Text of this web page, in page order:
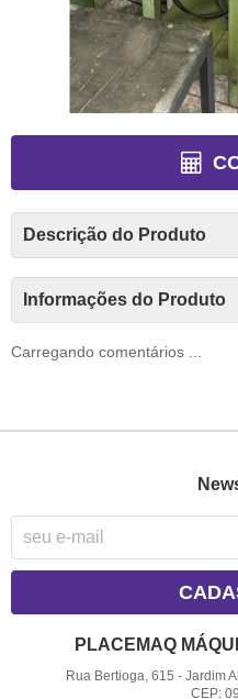
Descrição do Produto
Informações do Produto
Carregando comentários ...
PLACEMAQ
Rua Bertioga, 615 -Jardim
CEP: